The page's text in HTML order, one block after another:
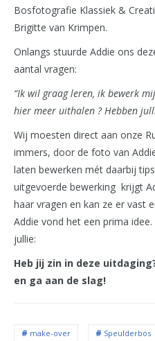
Bosfotografie Klassiek &
Brigitte van Krimpen.
Onlangs stuurde Addie ons
aantal vragen:
“Ik wil graag leren, ik bewerk
hier meer uithalen ? Hebben
Wij moesten direct aan onze
immers, door de foto van
laten bewerken mét daarbij
uitgevoerde bewerking krijgt
haar vragen en kan ze er vast
Addie vond het een prima
jullie:
Heb jij zin in deze
en ga aan de slag!
make-over Speulderbos